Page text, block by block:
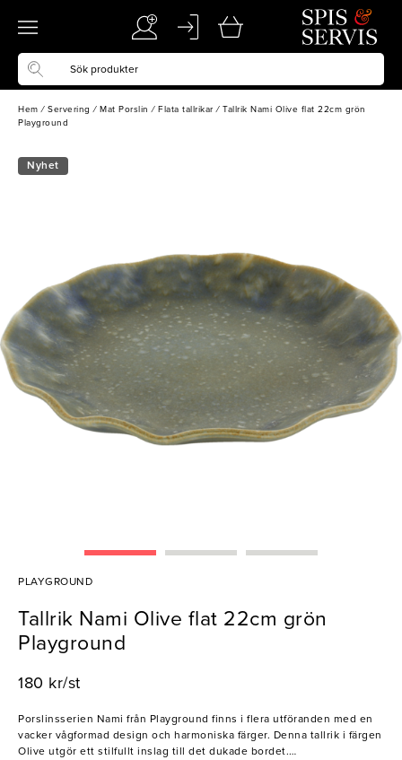
Hem / Servering / Mat Porslin / Flata tallrikar / Tallrik Nami Olive flat 22cm grön
Playground
Nyhet
PLAYGROUND
Tallrik Nami Olive flat 22cm grön
Playground
180 kr/st
Porslinsserien Nami från Playground finns i flera utföranden med en
vacker vågformad design och harmoniska färger. Denna tallrik i färgen
Olive utgör ett stilfullt inslag till det dukade bordet.